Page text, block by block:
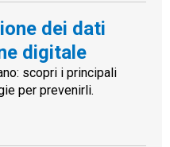
dei dati
digitale
scopri i principali
per prevenirli.